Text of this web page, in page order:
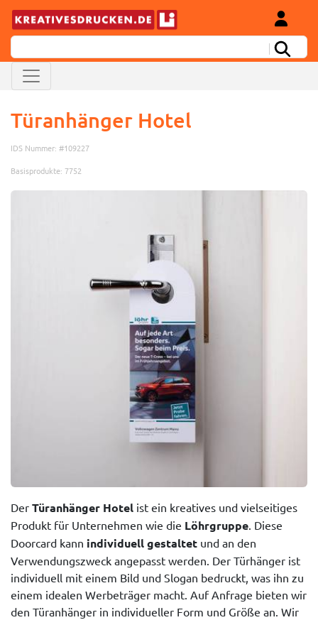
Türanhänger Hotel
IDS Nummer: #109227
Basisprodukte: 7752
Der Türanhänger Hotel ist ein kreatives und vielseitiges
Produkt für Unternehmen wie die Löhrgruppe . Diese
Doorcard kann individuell gestaltet und an den
Verwendungszweck angepasst werden. Der Türhänger ist
individuell mit einem Bild und Slogan bedruckt, was ihn zu
einem idealen Werbeträger macht. Auf Anfrage bieten wir
den Türanhänger in individueller Form und Größe an. Wir